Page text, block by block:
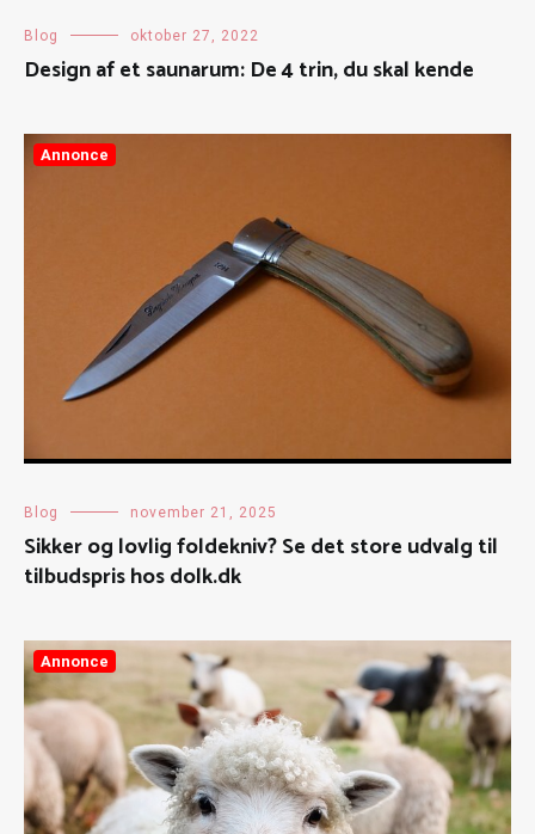
Blog oktober 27, 2022
Design af et saunarum: De 4 trin, du skal kende
Annonce
Blog november 21, 2025
Sikker og lovlig foldekniv? Se det store udvalg til
tilbudspris hos dolk.dk
Annonce